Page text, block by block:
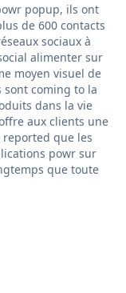
popup, ils ont
de 600 contacts
sociaux à
alimenter sur
moyen visuel de
coming to la
dans la vie
aux clients une
que les
powr sur
que toute